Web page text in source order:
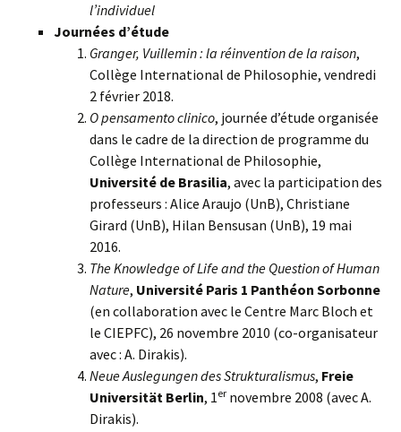
l’individuel
Journées d’étude
Granger, Vuillemin : la réinvention de la raison,
Collège International de Philosophie, vendredi
2 février 2018.
O pensamento clinico, journée d’étude organisée
dans le cadre de la direction de programme du
Collège International de Philosophie,
Université de Brasilia, avec la participation des
professeurs : Alice Araujo (UnB), Christiane
Girard (UnB), Hilan Bensusan (UnB), 19 mai
2016.
The Knowledge of Life and the Question of Human
Nature, Université Paris 1 Panthéon Sorbonne
(en collaboration avec le Centre Marc Bloch et
le CIEPFC), 26 novembre 2010 (co-organisateur
avec : A. Dirakis).
Neue Auslegungen des Strukturalismus, Freie
Universität Berlin, 1er novembre 2008 (avec A.
Dirakis).